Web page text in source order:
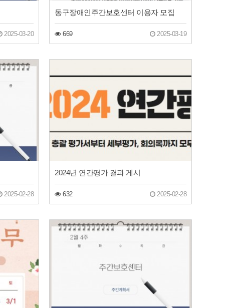
2025-03-20
동구장애인주간보호센터 이용자 모집
669 2025-03-19
2025-02-28
2024년 연간평가 결과 게시
632 2025-02-28